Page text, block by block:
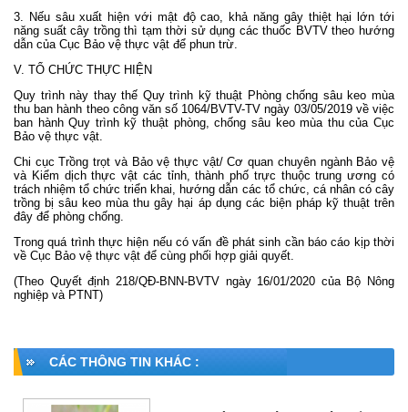
3. Nếu sâu xuất hiện với mật độ cao, khả năng gây thiệt hại lớn tới
năng suất cây trồng thì tạm thời sử dụng các thuốc BVTV theo hướng
dẫn của Cục Bảo vệ thực vật để phun trừ.
V. TỔ CHỨC THỰC HIỆN
Quy trình này thay thế Quy trình kỹ thuật Phòng chống sâu keo mùa
thu ban hành theo công văn số 1064/BVTV-TV ngày 03/05/2019 về việc
ban hành Quy trình kỹ thuật phòng, chống sâu keo mùa thu của Cục
Bảo vệ thực vật.
Chi cục Trồng trọt và Bảo vệ thực vật/ Cơ quan chuyên ngành Bảo vệ
và Kiểm dịch thực vật các tỉnh, thành phố trực thuộc trung ương có
trách nhiệm tổ chức triển khai, hướng dẫn các tổ chức, cá nhân có cây
trồng bị sâu keo mùa thu gây hại áp dụng các biện pháp kỹ thuật trên
đây để phòng chống.
Trong quá trình thực hiện nếu có vấn đề phát sinh cần báo cáo kịp thời
về Cục Bảo vệ thực vật để cùng phối hợp giải quyết.
(Theo Quyết định 218/QĐ-BNN-BVTV ngày 16/01/2020 của Bộ Nông
nghiệp và PTNT)
CÁC THÔNG TIN KHÁC :